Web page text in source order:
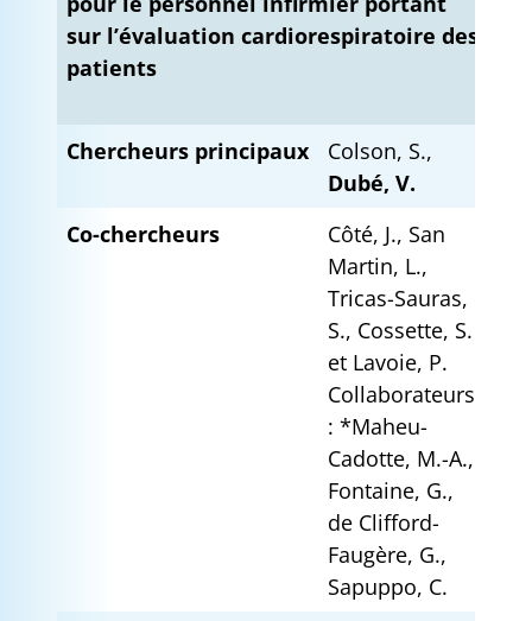
sur l’évaluation cardiorespiratoire des
patients
Chercheurs principaux
Colson, S.,
Dubé, V.
Co-chercheurs
Côté, J., San
Martin, L.,
Tricas-Sauras,
S., Cossette, S.
et Lavoie, P.
Collaborateurs
: *Maheu-
Cadotte, M.-A.,
Fontaine, G.,
de Clifford-
Faugère, G.,
Sapuppo, C.